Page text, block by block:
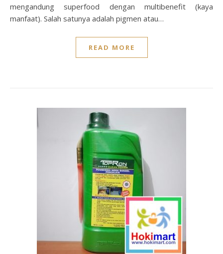
mengandung superfood dengan multibenefit (kaya
manfaat). Salah satunya adalah pigmen atau…
READ MORE